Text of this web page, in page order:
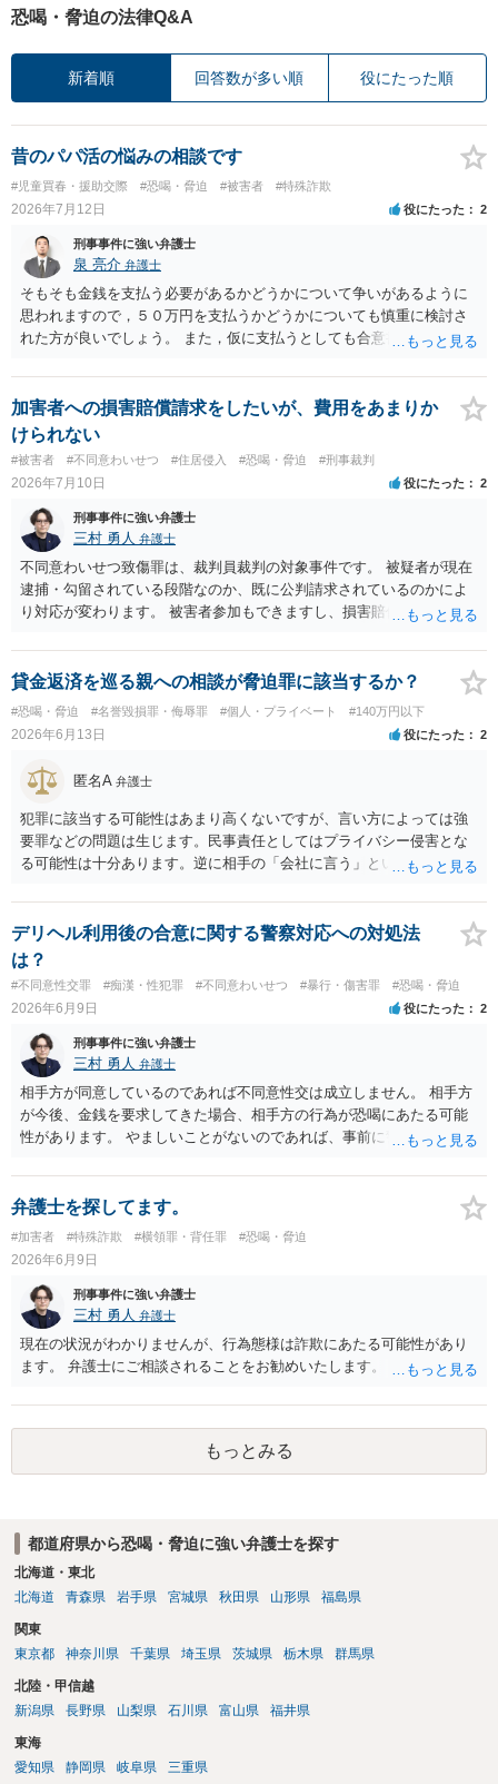
恐喝・脅迫の法律Q&A
新着順 回答数が多い順 役にたった順
昔のパパ活の悩みの相談です
#児童買春・援助交際 #恐喝・脅迫 #被害者 #特殊詐欺
2026年7月12日 役にたった 2
刑事事件に強い弁護士
泉 亮介 弁護士
そもそも金銭を支払う必要があるかどうかについて争いがあるように
思われますので，５０万円を支払うかどうかについても慎重に検討さ
れた方が良いでしょう。 また，仮に支払うとしても合意書を交わし，
面を作成したうえで支払いをする必要があるでしょう。 一度弁護士に
相談をされた方が良いかと思われます。
加害者への損害賠償請求をしたいが、費用をあまりか
けられない
#被害者 #不同意わいせつ #住居侵入 #恐喝・脅迫 #刑事裁判
2026年7月10日 役にたった 2
刑事事件に強い弁護士
三村 勇人 弁護士
不同意わいせつ致傷罪は、裁判員裁判の対象事件です。 被疑者が現在
逮捕・勾留されている段階なのか、既に公判請求されているのかによ
り対応が変わります。 被害者参加もできますし、損害賠償命令制度も
第三者を保証人とする内容で債務名義を取得できるの、まずは刑事和
解を検討します。 弁護士に依頼せず、ご自身で手続きを進めることは
できますが、経験上うまくいった例をみたことがありません。 弁護士
へご相談されることをお勧めはいたします。 ※余談ですが、被害者通
知を依頼すると現在の検察庁での捜査進行や公判期日を知ることがで
きますので、送致後であれば検察庁に電話してみてください。
貸金返済を巡る親への相談が脅迫罪に該当するか？
#恐喝・脅迫 #名誉毀損罪・侮辱罪 #個人・プライベート #140万円以下
2026年6月13日 役にたった 2
匿名A 弁護士
犯罪に該当する可能性はあまり高くないですが、言い方によっては強
要罪などの問題は生じます。民事責任としてはプライバシー侵害とな
る可能性は十分あります。逆に相手の「会社に言う」という発言は脅
（双方の主張ともに取り合わない）でしょう。 返済がなされないので
あれば訴訟や支払督促など法的措置を取るべきというのが法律相談と
しての模範解答となります。「親に言う」という行為が犯罪に該当し
ないとしても、本件のように余計なトラブルを招き、相手が反発して
任意の返済が期待できなくなり、事情によっては不法行為を主張され
て事実上相殺（減額）となってしまうリスクもあり、何の得にもなり
ません。
デリヘル利用後の合意に関する警察対応への対処法
は？
#不同意性交罪 #痴漢・性犯罪 #不同意わいせつ #暴行・傷害罪 #恐喝・脅迫
2026年6月9日 役にたった 2
刑事事件に強い弁護士
三村 勇人 弁護士
相手方が同意しているのであれば不同意性交は成立しません。 相手方
が今後、金銭を要求してきた場合、相手方の行為が恐喝にあたる可能
性があります。 やましいことがないのであれば、事前に警察に相談す
弁護士を探してます。
#加害者 #特殊詐欺 #横領罪・背任罪 #恐喝・脅迫
2026年6月9日
刑事事件に強い弁護士
三村 勇人 弁護士
現在の状況がわかりませんが、行為態様は詐欺にあたる可能性があり
ます。 弁護士にご相談されることをお勧めいたします。
もっとみる
都道府県から恐喝・脅迫に強い弁護士を探す
北海道・東北
北海道
青森県 岩手県 宮城県 秋田県 山形県 福島県
関東
東京都
神奈川県 千葉県 埼玉県 茨城県 栃木県 群馬県
北陸・甲信越
新潟県
長野県 山梨県 石川県 富山県 福井県
東海
愛知県
静岡県 岐阜県 三重県